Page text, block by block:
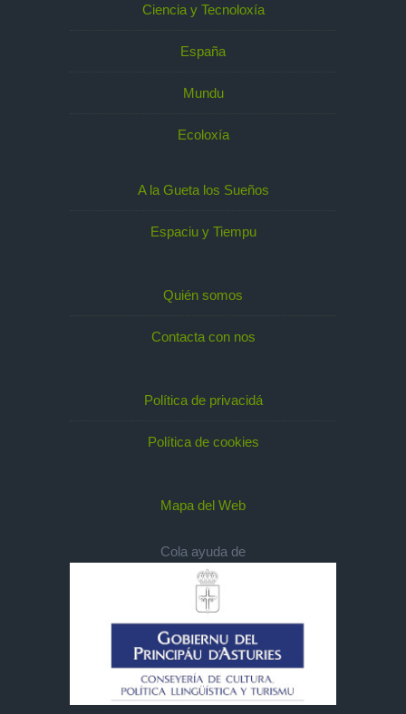
Ciencia y Tecnoloxía
España
Mundu
Ecoloxía
A la Gueta los Sueños
Espaciu y Tiempu
Quién somos
Contacta con nos
Política de privacidá
Política de cookies
Mapa del Web
Cola ayuda de